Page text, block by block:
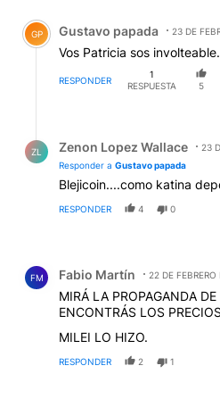
Comentario de Gustavo
GP Gustavo papada 23 DE
Vos Patricia sos involteable.
RESPONDER
1
RESPUESTA
5
ZL Zenon Lopez Wallace
23
Responder a Gustavo papada
Blejicoin....como katina
RESPONDER 4 0
FM Fabio Martín 22 DE
MIRÁ LA PROPAGANDA
ENCONTRÁS LOS
MILEI LO HIZO.
RESPONDER 2 1